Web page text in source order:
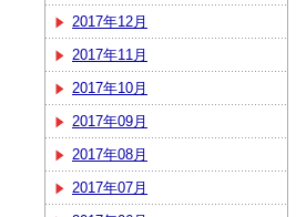
2017年12月
2017年11月
2017年10月
2017年09月
2017年08月
2017年07月